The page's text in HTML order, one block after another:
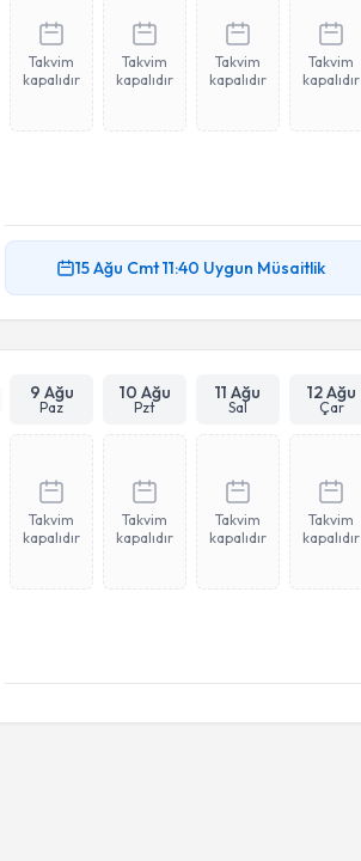
Takvim
kapalıdır
Takvim
kapalıdır
Takvim
kapalıdır
Takvim
kapalıdır
15 Ağu Cmt11:40 Uygun Müsaitlik
9 Ağu
Paz
10 Ağu
Pzt
11 Ağu
Sal
12 Ağu
Çar
Takvim
kapalıdır
Takvim
kapalıdır
Takvim
kapalıdır
Takvim
kapalıdır